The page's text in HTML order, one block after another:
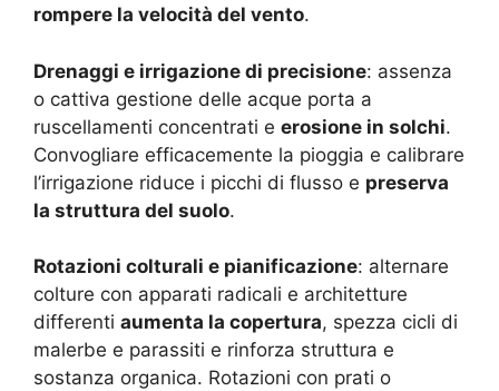
rompere la velocità del vento.
Drenaggi e irrigazione di precisione: assenza
o cattiva gestione delle acque porta a
ruscellamenti concentrati e erosione in solchi.
Convogliare efficacemente la pioggia e calibrare
l’irrigazione riduce i picchi di flusso e preserva
la struttura del suolo.
Rotazioni colturali e pianificazione: alternare
colture con apparati radicali e architetture
differenti aumenta la copertura, spezza cicli di
malerbe e parassiti e rinforza struttura e
sostanza organica. Rotazioni con prati o